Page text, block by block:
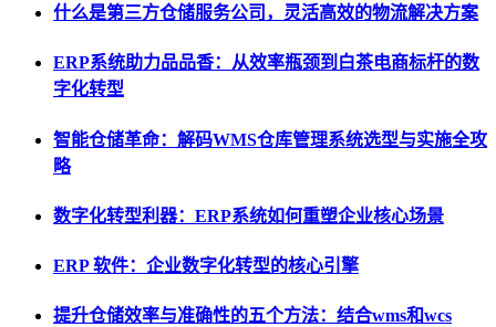
什么是第三方仓储服务公司，灵活高效的物流解决方案
ERP系统助力品品香：从效率瓶颈到白茶电商标杆的数
字化转型
智能仓储革命：解码WMS仓库管理系统选型与实施全攻
略
数字化转型利器：ERP系统如何重塑企业核心场景
ERP 软件：企业数字化转型的核心引擎
提升仓储效率与准确性的五个方法：结合wms和wcs